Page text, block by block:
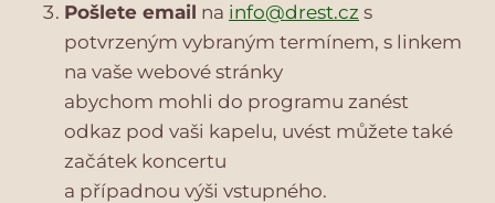
Pošlete email na info@drest.cz s
potvrzeným vybraným termínem, s linkem
na vaše webové stránky
abychom mohli do programu zanést
odkaz pod vaši kapelu, uvést můžete také
začátek koncertu
a případnou výši vstupného.